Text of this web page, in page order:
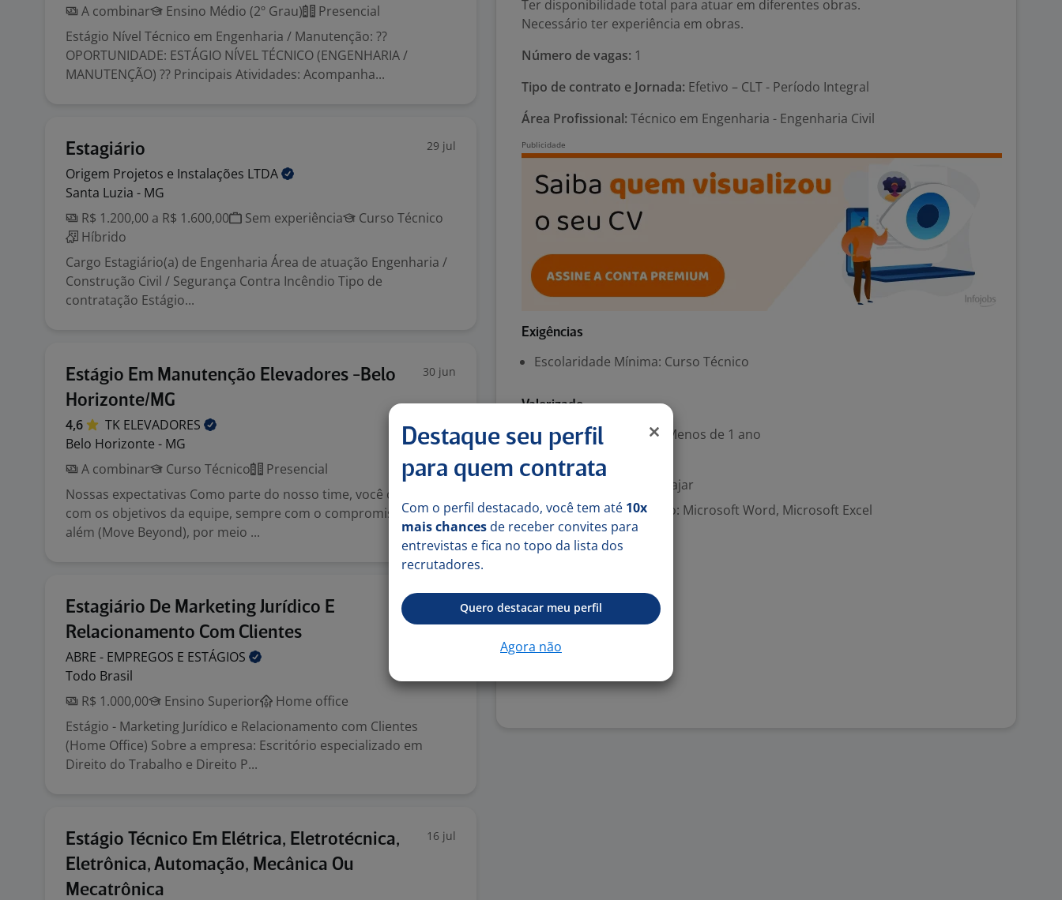
A combinar
Ensino Médio (2º Grau)
Presencial
Estágio Nível Técnico em Engenharia / Manutenção: ??
OPORTUNIDADE: ESTÁGIO NÍVEL TÉCNICO (ENGENHARIA /
MANUTENÇÃO) ?? Principais Atividades: Acompanha...
Estagiário 29 jul
Origem Projetos e Instalações LTDA
Santa Luzia - MG
R$ 1.200,00 a R$ 1.600,00
Sem experiência
Curso Técnico
Híbrido
Cargo Estagiário(a) de Engenharia Área de atuação Engenharia /
Construção Civil / Segurança Contra Incêndio Tipo de
contratação Estágio...
Estágio Em Manutenção Elevadores -Belo
Horizonte/MG
30 jun
4,6 TK ELEVADORES
Belo Horizonte - MG
A combinar
Curso Técnico
Presencial
Nossas expectativas Como parte do nosso time, você colaborará
com os objetivos da equipe, sempre com o compromisso de ir
além (Move Beyond), por meio ...
Estagiário De Marketing Jurídico E
Relacionamento Com Clientes
ABRE - EMPREGOS E ESTÁGIOS
Todo Brasil
R$ 1.000,00
Ensino Superior
Home office
Estágio - Marketing Jurídico e Relacionamento com Clientes
(Home Office) Sobre a empresa: Escritório especializado em
Direito do Trabalho e Direito P...
Estágio Técnico Em Elétrica, Eletrotécnica,
Eletrônica, Automação, Mecânica Ou
Mecatrônica
16 jul
Ter disponibilidade total para atuar em diferentes obras.
Necessário ter experiência em obras.
Número de vagas: 1
Tipo de contrato e Jornada: Efetivo – CLT - Período Integral
Área Profissional: Técnico em Engenharia - Engenharia Civil
Exigências
Escolaridade Mínima: Curso Técnico
Valorizado
Experiência desejada: Menos de 1 ano
Português (Nativo)
Disponibilidade para viajar
Aplicações de Escritório: Microsoft Word, Microsoft Excel
Benefícios
Cesta básica
Destaque seu perfil
para quem contrata
Com o perfil destacado, você tem até 10x
mais chances de receber convites para
entrevistas e fica no topo da lista dos
recrutadores.
Quero destacar meu perfil
Agora não